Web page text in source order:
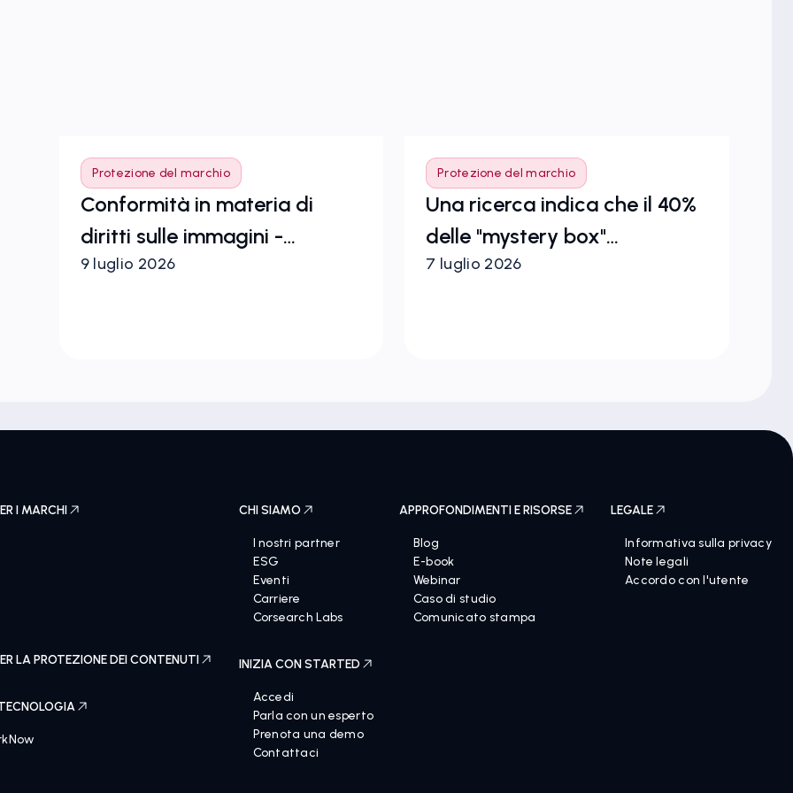
Protezione del marchio
Conformità in materia di
diritti sulle immagini -
Realizzato con Zeal 2.0
9 luglio 2026
Protezione del marchio
Una ricerca indica che il 40%
delle "mystery box"
contenenti maglie da calcio è
7 luglio 2026
I MARCHI
LA PROTEZIONE DEI CONTENUTI
CHI SIAMO
I nostri partner
ESG
Eventi
Carriere
Corsearch Labs
INIZIA CON STARTED
Accedi
Parla con un esperto
Prenota una demo
Contattaci
APPROFONDIMENTI E RISORSE
Blog
E-book
Webinar
Caso di studio
Comunicato stampa
LEGALE
Informativa sulla privacy
Note legali
Accordo con l'utente